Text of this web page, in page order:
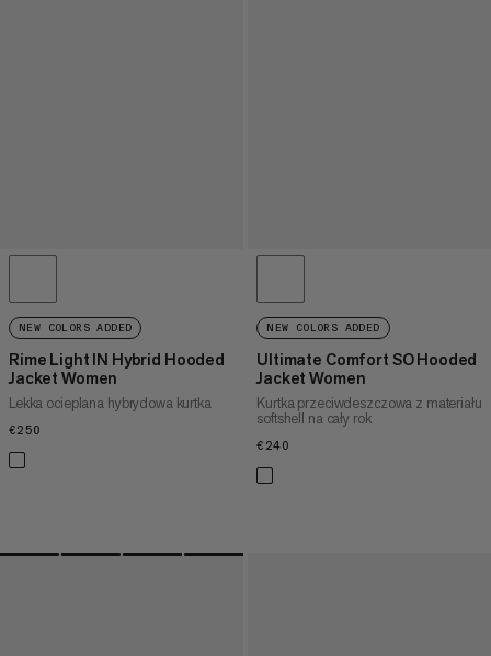
NEW COLORS ADDED
Rime Light IN Hybrid Hooded
Jacket Women
Lekka ocieplana hybrydowa kurtka
€250
NEW COLORS ADDED
Ultimate Comfort SO Hooded
Jacket Women
Kurtka przeciwdeszczowa z materiału
softshell na cały rok
€240